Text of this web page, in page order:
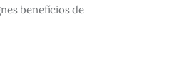
benefícios de